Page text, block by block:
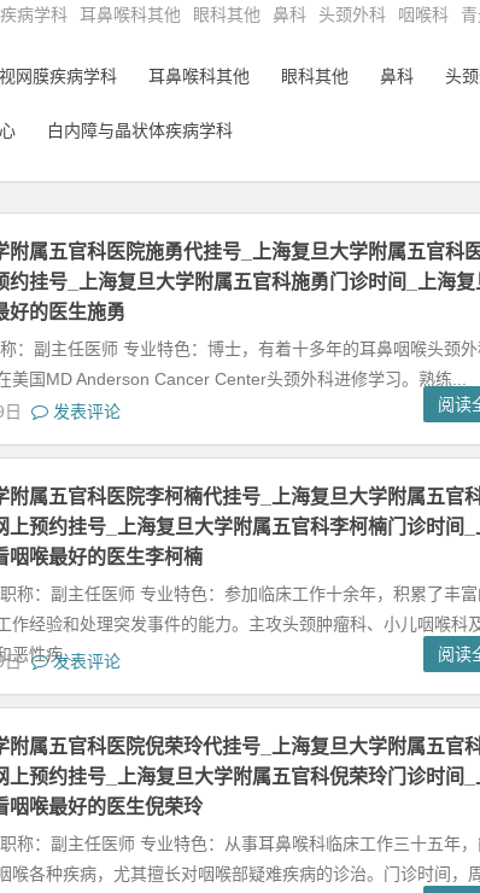
病学科 耳鼻喉科其他 眼科其他 鼻科 头颈外科 咽喉科
网膜疾病学科 耳鼻喉科其他 眼科其他 鼻科 头
白内障与晶状体疾病学科
附属五官科医院施勇代挂号_上海复旦大学附属五官科
约挂号_上海复旦大学附属五官科施勇门诊时间_上海复
好的医生施勇
：副主任医师 专业特色：博士，有着十多年的耳鼻咽喉头颈
美国MD Anderson Cancer Center头颈外科进修学习。熟练...
发表评论 阅读
附属五官科医院李柯楠代挂号_上海复旦大学附属五官
上预约挂号_上海复旦大学附属五官科李柯楠门诊时间_
咽喉最好的医生李柯楠
称：副主任医师 专业特色：参加临床工作十余年，积累了丰富
作经验和处理突发事件的能力。主攻头颈肿瘤科、小儿咽喉科
恶性疾...
日 发表评论 阅读
附属五官科医院倪荣玲代挂号_上海复旦大学附属五官
上预约挂号_上海复旦大学附属五官科倪荣玲门诊时间_
咽喉最好的医生倪荣玲
称：副主任医师 专业特色：从事耳鼻喉科临床工作三十五年
喉各种疾病，尤其擅长对咽喉部疑难疾病的诊治。门诊时间，